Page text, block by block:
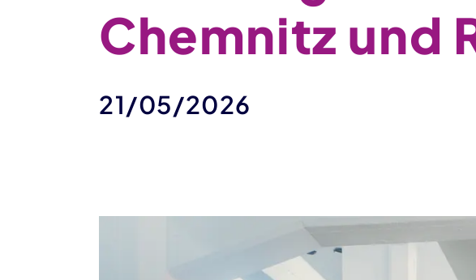
Chemnitz und
21/05/2026